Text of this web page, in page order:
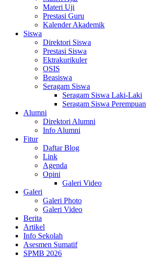
Materi Uji
Prestasi Guru
Kalender Akademik
Siswa
Direktori Siswa
Prestasi Siswa
Ektrakurikuler
OSIS
Beasiswa
Seragam Siswa
Seragam Siswa Laki-Laki
Seragam Siswa Perempuan
Alumni
Direktori Alumni
Info Alumni
Fitur
Daftar Blog
Link
Agenda
Opini
Galeri Video
Galeri
Galeri Photo
Galeri Video
Berita
Artikel
Info Sekolah
Asesmen Sumatif
SPMB 2026